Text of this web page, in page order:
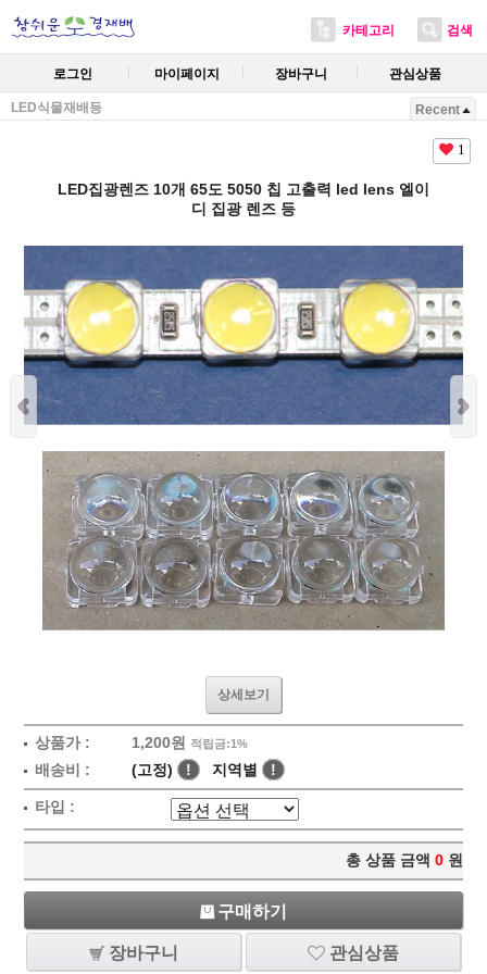
카테고리 검색
로그인 마이페이지 장바구니 관심상품
LED식물재배등 Recent
1
LED집광렌즈 10개 65도 5050 칩 고출력 led lens 엘이
디 집광 렌즈 등
상세보기
상품가 : 1,200원 적립금:1%
배송비 : (고정) ! 지역별 !
타입 :
총 상품 금액 0 원
구매하기
장바구니 관심상품